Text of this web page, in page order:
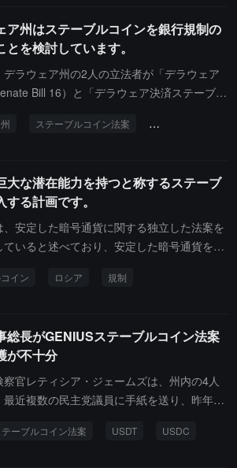
ア州はステーブルコインを銀行規制の
を検討しています。
ラウェア州の2人の立法者が「デラウェア
Bill 16）と「デラウェア決済ステーブル
ームワークを構築することを目的としてい
し、アメリカ連邦の「ステーブルコイン法
関連定義および表現を採用し、準備金不足
償還期限基準、資本要件およびマネーロン
規制要件を設定します。承認されれば、州
代化法案」は、主に伝統的金融機関のコー
査および全体上院の討論を経る必要があり
のマット・マイヤーは、今回の立法は将来
により便利な金融サービスを提供すること
ました。
ステーブルコイン法案 デジタル資産
大な潜在能力を持つと称するステーブ
る計画です。
安定した暗号通貨に関する独立した法案を
いると述べており、安定した暗号通貨を今
ています。財務省金融政策局長のアレクセ
めの潜在的な手段と見なしています。ヤコ
が運営ライセンスのないプラットフォーム
する法案を通過させた後、安定した暗号通
示しました。この暗号法案は、春の会議で
ロシアの法律において安定した暗号通貨は
イン ロシア 規制
総長がGENIUSステーブルコイン法案
が不十分
官レティシア・ジェームズは、州内の4人
近複数の民主党議員に手紙を送り、昨年ト
な欠陥があると批判しました。特に、ステ
ーブルコイン法案 USDT USDC